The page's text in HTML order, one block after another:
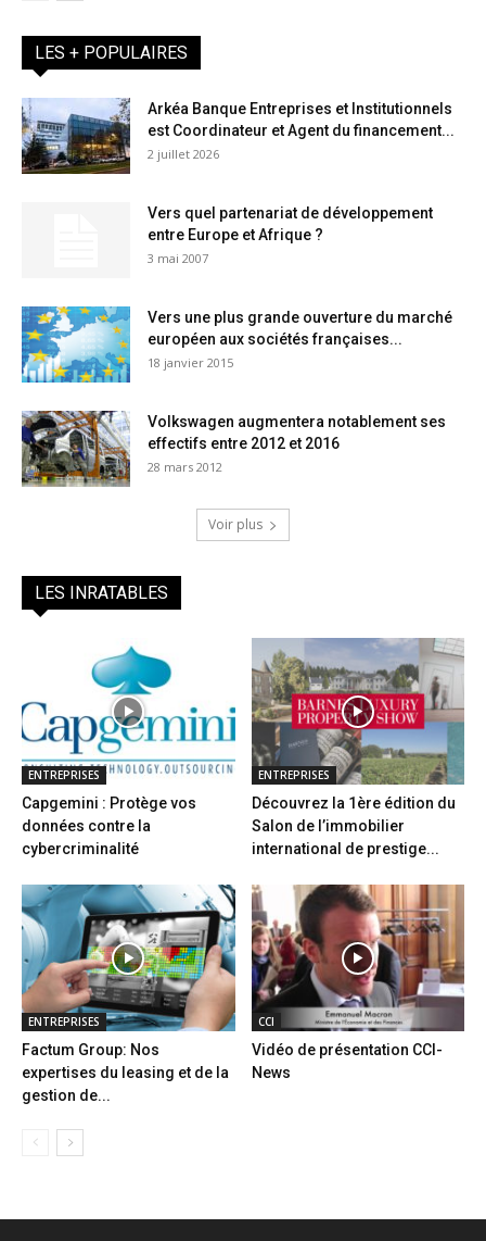
LES + POPULAIRES
Arkéa Banque Entreprises et Institutionnels
est Coordinateur et Agent du financement...
2 juillet 2026
Vers quel partenariat de développement
entre Europe et Afrique ?
3 mai 2007
Vers une plus grande ouverture du marché
européen aux sociétés françaises...
18 janvier 2015
Volkswagen augmentera notablement ses
effectifs entre 2012 et 2016
28 mars 2012
Voir plus
LES INRATABLES
ENTREPRISES
Capgemini : Protège vos
données contre la
cybercriminalité
ENTREPRISES
Découvrez la 1ère édition du
Salon de l’immobilier
international de prestige...
ENTREPRISES
Factum Group: Nos
expertises du leasing et de la
gestion de...
CCI
Vidéo de présentation CCI-
News